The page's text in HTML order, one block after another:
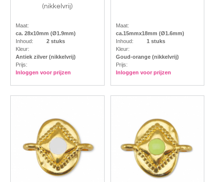
(nikkelvrij)
Maat:
ca. 28x10mm (Ø1.9mm)
Inhoud:
2 stuks
Kleur:
Antiek zilver (nikkelvrij)
Prijs:
Inloggen voor prijzen
Maat:
ca.15mmx18mm (Ø1.6mm)
Inhoud:
1 stuks
Kleur:
Goud-orange (nikkelvrij)
Prijs:
Inloggen voor prijzen